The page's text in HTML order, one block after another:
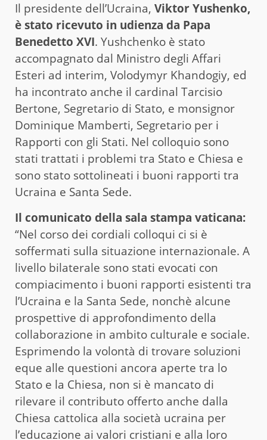
Il presidente dell’Ucraina, Viktor Yushenko,
è stato ricevuto in udienza da Papa
Benedetto XVI. Yushchenko è stato
accompagnato dal Ministro degli Affari
Esteri ad interim, Volodymyr Khandogiy, ed
ha incontrato anche il cardinal Tarcisio
Bertone, Segretario di Stato, e monsignor
Dominique Mamberti, Segretario per i
Rapporti con gli Stati. Nel colloquio sono
stati trattati i problemi tra Stato e Chiesa e
sono stato sottolineati i buoni rapporti tra
Ucraina e Santa Sede.
Il comunicato della sala stampa vaticana:
“Nel corso dei cordiali colloqui ci si è
soffermati sulla situazione internazionale. A
livello bilaterale sono stati evocati con
compiacimento i buoni rapporti esistenti tra
l’Ucraina e la Santa Sede, nonchè alcune
prospettive di approfondimento della
collaborazione in ambito culturale e sociale.
Esprimendo la volontà di trovare soluzioni
eque alle questioni ancora aperte tra lo
Stato e la Chiesa, non si è mancato di
rilevare il contributo offerto anche dalla
Chiesa cattolica alla società ucraina per
l’educazione ai valori cristiani e alla loro